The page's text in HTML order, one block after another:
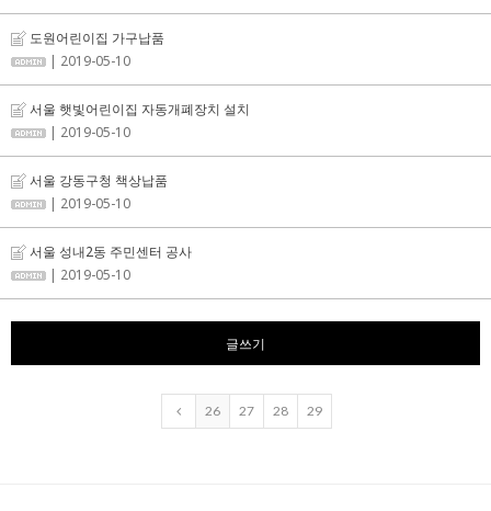
도원어린이집 가구납품
| 2019-05-10
서울 햇빛어린이집 자동개폐장치 설치
| 2019-05-10
서울 강동구청 책상납품
| 2019-05-10
서울 성내2동 주민센터 공사
| 2019-05-10
글쓰기
26 27 28 29